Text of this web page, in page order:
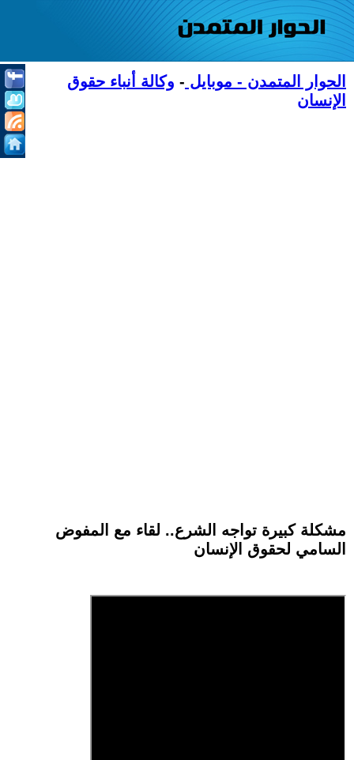
الحوار المتمدن - موبايل - وكالة أنباء حقوق
الإنسان
مشكلة كبيرة تواجه الشرع.. لقاء مع المفوض
السامي لحقوق الإنسان